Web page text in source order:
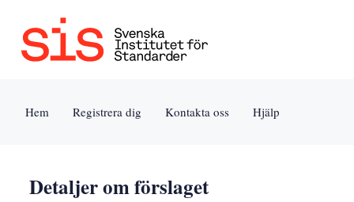
Jump
Hem Registrera dig Kontakta oss Hjälp
Detaljer om förslaget